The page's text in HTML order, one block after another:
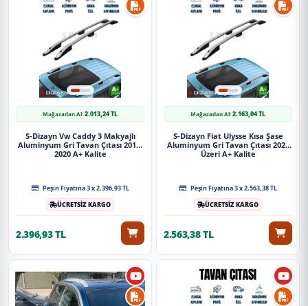
Mağazadan Al:2.013,24 TL
S-Dizayn Vw Caddy 3 Makyajlı
Aluminyum Gri Tavan Çıtası 2010-
2020 A+ Kalite
Peşin Fiyatına 3 x 2.396,93 TL
ÜCRETSİZ KARGO
2.396,93 TL
Mağazadan Al:2.163,04 TL
S-Dizayn Fiat Ulysse Kısa Şase
Aluminyum Gri Tavan Çıtası 2022
Üzeri A+ Kalite
Peşin Fiyatına 3 x 2.563,38 TL
ÜCRETSİZ KARGO
2.563,38 TL